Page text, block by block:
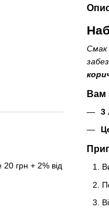
грн + 2% від
Смак
Вам
3